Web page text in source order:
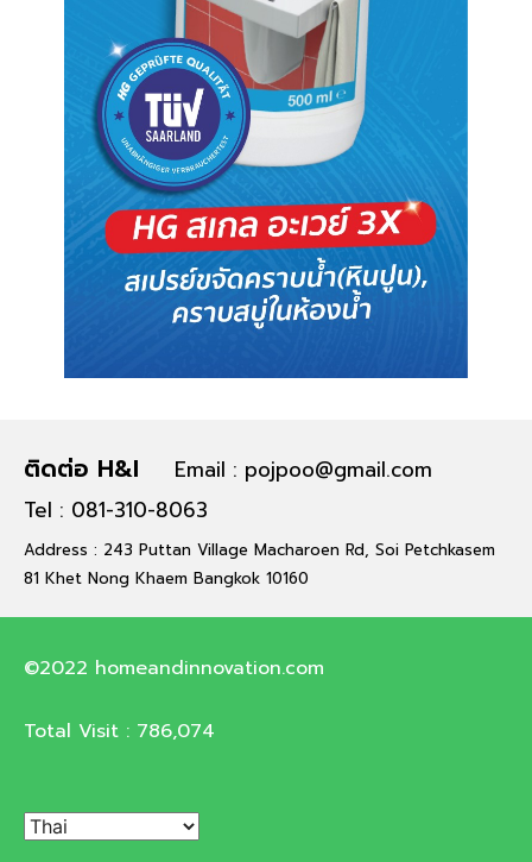
ติดต่อ H&I
Email : pojpoo@gmail.com
Tel : 081-310-8063
Address : 243 Puttan Village Macharoen Rd, Soi Petchkasem
81 Khet Nong Khaem Bangkok 10160
©2022 homeandinnovation.com
Total Visit : 786,074